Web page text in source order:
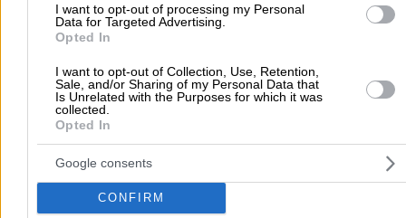
I want to opt-out of processing my Personal
Data for Targeted Advertising.
Opted In
I want to opt-out of Collection, Use, Retention,
Sale, and/or Sharing of my Personal Data that
Is Unrelated with the Purposes for which it was
collected.
Opted In
Google consents
CONFIRM
Τοπική Αναζήτηση
Περιστέρι Καβάλα Τρίπολη Καλλιθέα Σέρρες
Ρόδος
Πειραιάς Κέρκυρα Χανιά Καλαμάτα
περισσότερα >>
Χρήσιμα Σήμερα
Εφημερίες Φαρμακείων